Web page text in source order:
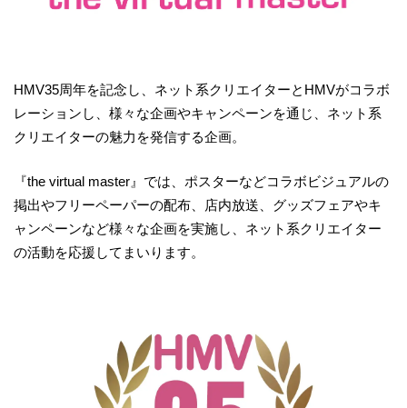
HMV35周年を記念し、ネット系クリエイターとHMVがコラボ
レーションし、様々な企画やキャンペーンを通じ、ネット系
クリエイターの魅力を発信する企画。
『the virtual master』では、ポスターなどコラボビジュアルの
掲出やフリーペーパーの配布、店内放送、グッズフェアやキ
ャンペーンなど様々な企画を実施し、ネット系クリエイター
の活動を応援してまいります。